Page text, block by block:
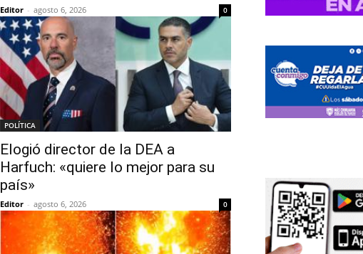
Editor - agosto 6, 2026 0
POLÍTICA
Elogió director de la DEA a
Harfuch: «quiere lo mejor para su
país»
Editor - agosto 6, 2026 0